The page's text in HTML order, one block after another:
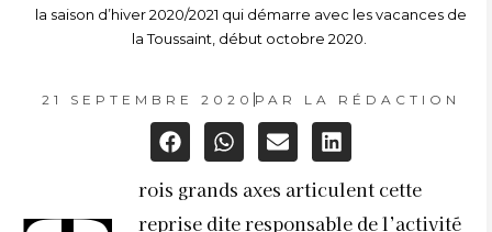
la saison d’hiver 2020/2021 qui démarre avec les vacances de
la Toussaint, début octobre 2020.
21 SEPTEMBRE 2020 PAR LA RÉDACTION
rois grands axes articulent cette
reprise dite responsable de l’activité